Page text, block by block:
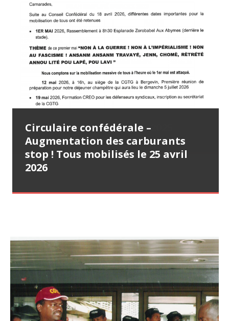
Lettre ouverte (31 juillet 2026)
Communiqué de presse CGTG – SAS
Distillerie Montébello – Ce n’est
pas une fatalité ! C’est une mise à
mort ! (29 juillet 2026)
Bilan simplifié exercice 2025
Circulaire confédérale –
Augmentation des carburants
stop ! Tous mobilisés le 25 avril
2026
Tract CGTG – Appel à la
mobilisation le samedi 25 avril
2026 (22 avril 2026)